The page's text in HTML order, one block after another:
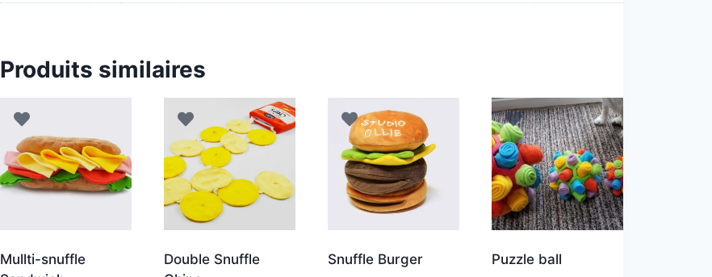
Produits similaires
Mullti-snuffle
Double Snuffle
Snuffle Burger Puzzle ball